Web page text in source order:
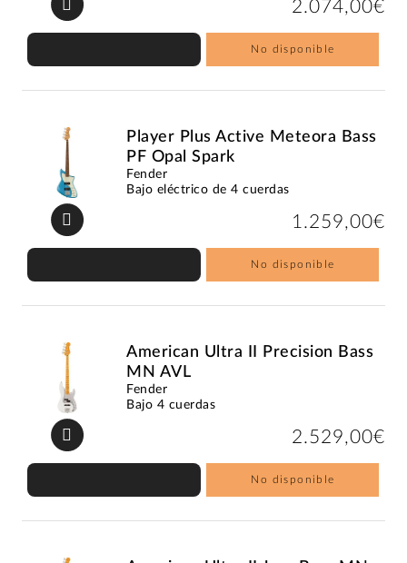
2.074,00€
No disponible
Player Plus Active Meteora Bass
PF Opal Spark
Fender
Bajo eléctrico de 4 cuerdas
1.259,00€
No disponible
American Ultra II Precision Bass
MN AVL
Fender
Bajo 4 cuerdas
2.529,00€
No disponible